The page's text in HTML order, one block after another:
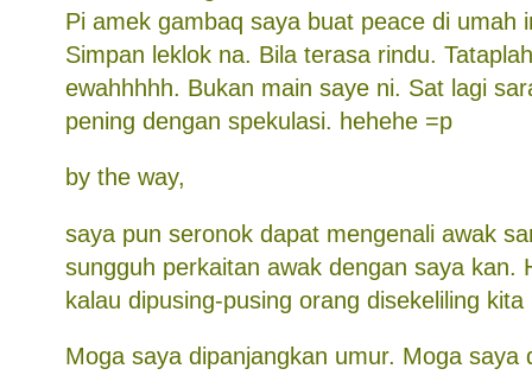
Pi amek gambaq saya buat peace di umah
Simpan leklok na. Bila terasa rindu.
ewahhhhh. Bukan main saye ni. Sat lagi
pening dengan spekulasi. hehehe =p
by the way,
saya pun seronok dapat mengenali awak
sungguh perkaitan awak dengan saya kan.
kalau dipusing-pusing orang disekeliling kita
Moga saya dipanjangkan umur. Moga saya